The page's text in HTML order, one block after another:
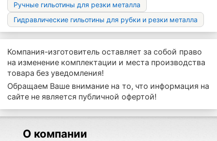
Ручные гильотины для резки металла
Гидравлические гильотины для рубки и резки металла
Компания-изготовитель оставляет за собой право
на изменение комплектации и места производства
товара без уведомления!
Обращаем Ваше внимание на то, что информация на
сайте не является публичной офертой!
О компании